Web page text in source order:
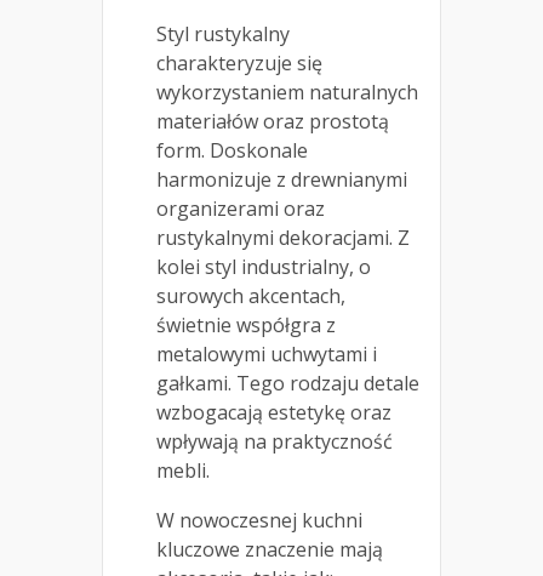
Styl rustykalny
charakteryzuje się
wykorzystaniem naturalnych
materiałów oraz prostotą
form. Doskonale
harmonizuje z drewnianymi
organizerami oraz
rustykalnymi dekoracjami. Z
kolei styl industrialny, o
surowych akcentach,
świetnie współgra z
metalowymi uchwytami i
gałkami. Tego rodzaju detale
wzbogacają estetykę oraz
wpływają na praktyczność
mebli.
W nowoczesnej kuchni
kluczowe znaczenie mają